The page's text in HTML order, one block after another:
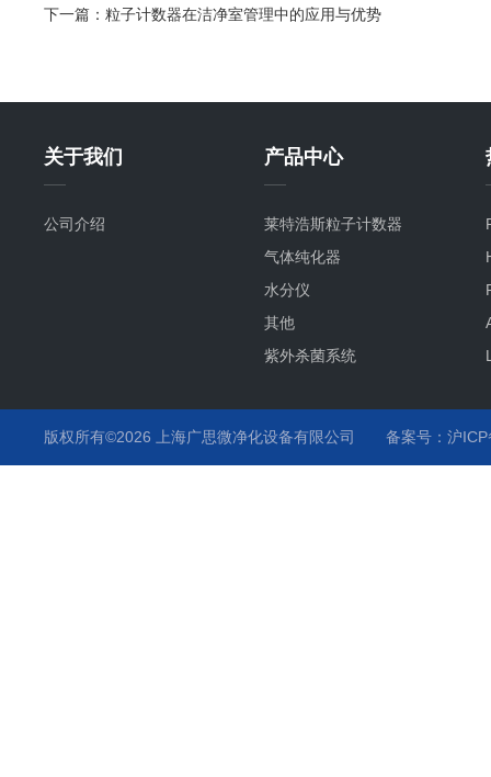
下一篇： 粒子计数器在洁净室管理中的应用与优势
关于我们
公司介绍
产品中心
莱特浩斯粒子计数器
气体纯化器
水分仪
其他
紫外杀菌系统
版权所有©2026 上海广思微净化设备有限公司 备案号：沪